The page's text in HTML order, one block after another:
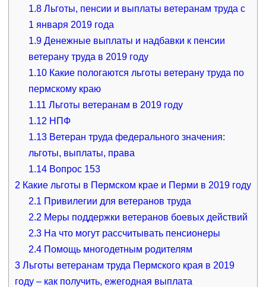
1.8 Льготы, пенсии и выплаты ветеранам труда с
1 января 2019 года
1.9 Денежные выплаты и надбавки к пенсии
ветерану труда в 2019 году
1.10 Какие пологаются льготы ветерану труда по
пермскому краю
1.11 Льготы ветеранам в 2019 году
1.12 НПФ
1.13 Ветеран труда федерального значения:
льготы, выплаты, права
1.14 Вопрос 153
2 Какие льготы в Пермском крае и Перми в 2019 году
2.1 Привилегии для ветеранов труда
2.2 Меры поддержки ветеранов боевых действий
2.3 На что могут рассчитывать пенсионеры
2.4 Помощь многодетным родителям
3Льготы ветеранам труда Пермского края в 2019
году – как получить, ежегодная выплата